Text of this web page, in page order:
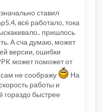
ставил
всё работало, тока
пришлось
А сча думаю, может
версии, ошибки
может поможет от
не соображу
На
работы и
гораздо быстрее